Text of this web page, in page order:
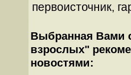
первоисточник,
Выбранная Вами
взрослых"
новостями: